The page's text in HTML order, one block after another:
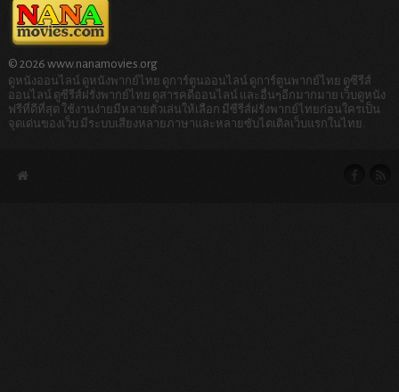
© 2026 www.nanamovies.org
ดูหนังออนไลน์ ดูหนังพากย์ไทย ดูการ์ตูนออนไลน์ ดูการ์ตูนพากย์ไทย ดูซีรีส์
ออนไลน์ ดูซีรีส์ฝรั่งพากย์ไทย ดูสารคดีออนไลน์ และอื่นๆอีกมากมาย เว็บดูหนัง
ฟรีที่ดีที่สุด ใช้งานง่ายมีหลายตัวเล่นให้เลือก มีซีรีส์ฝรั่งพากย์ไทยก่อนใครเป็น
จุดเด่นของเว็บ มีระบบเสียงหลายภาษาและหลายซับไตเติลเว็บแรกในไทย.